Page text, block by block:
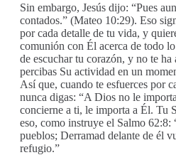
Sin embargo, Jesús dijo: “Pues
contados.” (Mateo 10:29). Eso
por cada detalle de tu vida, y
comunión con Él acerca de todo
de escuchar tu corazón, y no te
percibas Su actividad en un
Así que, cuando te esfuerces por
nunca digas: “A Dios no le
concierne a ti, le importa a Él. Tu
eso, como instruye el Salmo 62:8:
pueblos; Derramad delante de él
refugio.”